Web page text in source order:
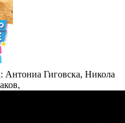
Гиговска, Никола